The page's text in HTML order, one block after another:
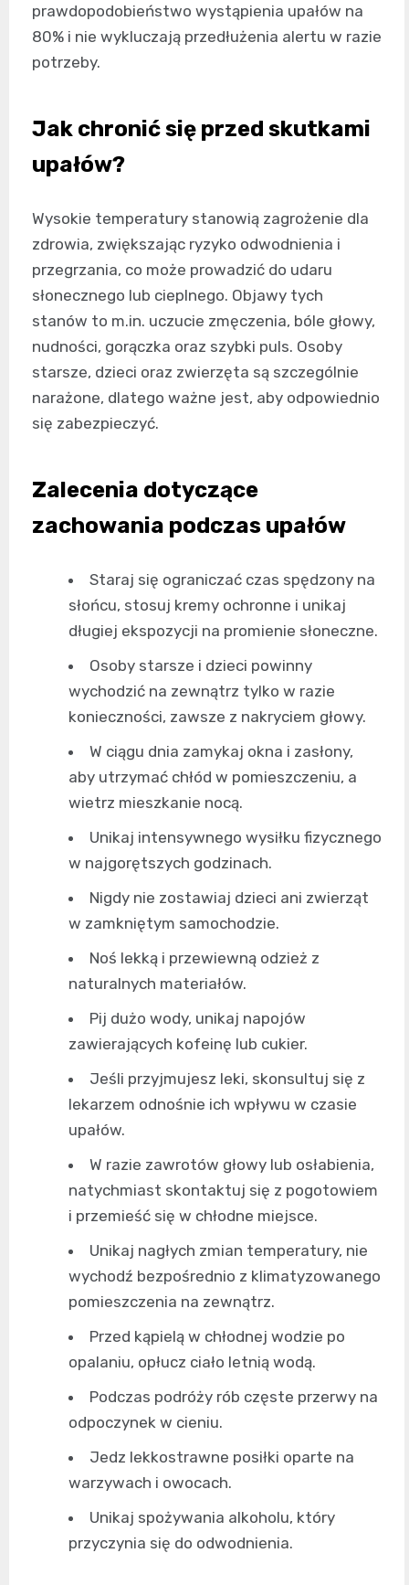
prawdopodobieństwo wystąpienia upałów na
80% i nie wykluczają przedłużenia alertu w razie
potrzeby.
Jak chronić się przed skutkami
upałów?
Wysokie temperatury stanowią zagrożenie dla
zdrowia, zwiększając ryzyko odwodnienia i
przegrzania, co może prowadzić do udaru
słonecznego lub cieplnego. Objawy tych
stanów to m.in. uczucie zmęczenia, bóle głowy,
nudności, gorączka oraz szybki puls. Osoby
starsze, dzieci oraz zwierzęta są szczególnie
narażone, dlatego ważne jest, aby odpowiednio
się zabezpieczyć.
Zalecenia dotyczące
zachowania podczas upałów
Staraj się ograniczać czas spędzony na
słońcu, stosuj kremy ochronne i unikaj
długiej ekspozycji na promienie słoneczne.
Osoby starsze i dzieci powinny
wychodzić na zewnątrz tylko w razie
konieczności, zawsze z nakryciem głowy.
W ciągu dnia zamykaj okna i zasłony,
aby utrzymać chłód w pomieszczeniu, a
wietrz mieszkanie nocą.
Unikaj intensywnego wysiłku fizycznego
w najgorętszych godzinach.
Nigdy nie zostawiaj dzieci ani zwierząt
w zamkniętym samochodzie.
Noś lekką i przewiewną odzież z
naturalnych materiałów.
Pij dużo wody, unikaj napojów
zawierających kofeinę lub cukier.
Jeśli przyjmujesz leki, skonsultuj się z
lekarzem odnośnie ich wpływu w czasie
upałów.
W razie zawrotów głowy lub osłabienia,
natychmiast skontaktuj się z pogotowiem
i przemieść się w chłodne miejsce.
Unikaj nagłych zmian temperatury, nie
wychodź bezpośrednio z klimatyzowanego
pomieszczenia na zewnątrz.
Przed kąpielą w chłodnej wodzie po
opalaniu, opłucz ciało letnią wodą.
Podczas podróży rób częste przerwy na
odpoczynek w cieniu.
Jedz lekkostrawne posiłki oparte na
warzywach i owocach.
Unikaj spożywania alkoholu, który
przyczynia się do odwodnienia.